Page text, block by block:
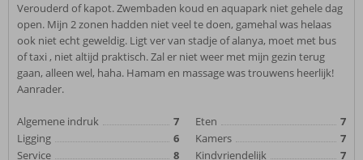
Verouderd of kapot. Zwembaden koud en aquapark niet gehele dag
open. Mijn 2 zonen hadden niet veel te doen, gamehal was helaas
ook niet echt geweldig. Ligt ver van stadje of alanya, moet met bus
of taxi , niet altijd praktisch. Zal er niet weer met mijn gezin terug
gaan, alleen wel, haha. Hamam en massage was trouwens heerlijk!
Aanrader.
Algemene indruk
7
Ligging
6
Service
8
Eten
7
Kamers
7
Kindvriendelijk
7